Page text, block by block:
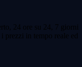
24 ore su 24, 7 giorni
prezzi in tempo reale ed